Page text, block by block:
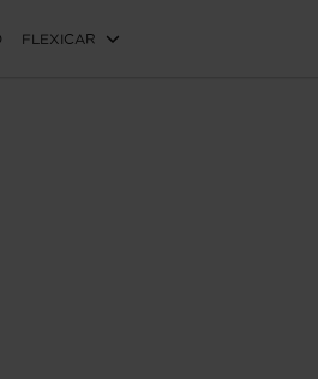
FLEXICAR